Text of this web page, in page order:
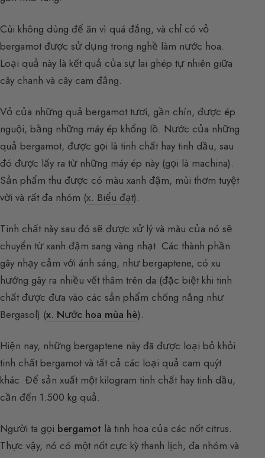
Cùi không dùng để ăn vì quá đắng, và chỉ có vỏ
bergamot được sử dụng trong nghề làm nước hoa.
Loại quả này là kết quả của sự lai ghép tự nhiên giữa
cây chanh và cây cam đắng.
Vỏ của những quả bergamot tươi, gần chín, được ép
nguội, bằng những máy ép khổng lồ. Nước của những
quả bergamot, được gọi là tinh chất hay tinh dầu, sau
đó được lấy ra từ những máy ép này (gọi là machina).
Sản phẩm thu được có màu xanh đậm, mùi thơm tuyệt
vời và rất đa nhóm (x. Biểu đạt).
Tinh chất này sau đó sẽ được xử lý và màu của nó sẽ
chuyển từ xanh đậm sang vàng nhạt. Các thành phần
gây nhạy cảm với ánh sáng, như bergaptene, có xu
hướng gây ra nhiều vết thâm trên da (đặc biệt khi tinh
chất được đưa vào các sản phẩm chống nắng như
Bergasol) (x. Nước hoa mùa hè).
Hiện nay, những bergaptene này đã được loại bỏ khỏi
tinh chất bergamot và tất cả các loại quả cam quýt
khác. Để sản xuất một kilogram tinh chất hay tinh dầu,
cần đến 1.500 kg quả.
Người ta gọi bergamot là tinh hoa của các nốt citrus.
Thực vậy, nó có một nốt cực kỳ thanh lịch, đa nhóm và